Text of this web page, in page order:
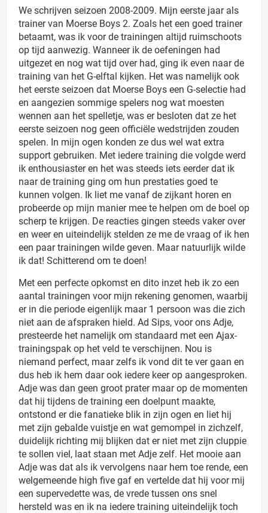
We schrijven seizoen 2008-2009. Mijn eerste jaar als
trainer van Moerse Boys 2. Zoals het een goed trainer
betaamt, was ik voor de trainingen altijd ruimschoots
op tijd aanwezig. Wanneer ik de oefeningen had
uitgezet en nog wat tijd over had, ging ik even naar de
training van het G-elftal kijken. Het was namelijk ook
het eerste seizoen dat Moerse Boys een G-selectie had
en aangezien sommige spelers nog wat moesten
wennen aan het spelletje, was er besloten dat ze het
eerste seizoen nog geen officiële wedstrijden zouden
spelen. In mijn ogen konden ze dus wel wat extra
support gebruiken. Met iedere training die volgde werd
ik enthousiaster en het was steeds iets eerder dat ik
naar de training ging om hun prestaties goed te
kunnen volgen. Ik liet me vanaf de zijkant horen en
probeerde op mijn manier mee te helpen om de boel op
scherp te krijgen. De reacties gingen steeds vaker over
en weer en uiteindelijk stelden ze me de vraag of ik hen
een paar trainingen wilde geven. Maar natuurlijk wilde
ik dat! Schitterend om te doen!
Met een perfecte opkomst en dito inzet heb ik zo een
aantal trainingen voor mijn rekening genomen, waarbij
er in die periode eigenlijk maar 1 persoon was die zich
niet aan de afspraken hield. Ad Sips, voor ons Adje,
presteerde het namelijk om standaard met een Ajax-
trainingspak op het veld te verschijnen. Nou is
niemand perfect, maar zelfs ik vond dit te ver gaan en
dus heb ik hem daar ook iedere keer op aangesproken.
Adje was dan geen groot prater maar op de momenten
dat hij tijdens de training een doelpunt maakte,
ontstond er die fanatieke blik in zijn ogen en liet hij
met zijn gebalde vuistje en wat gemompel in zichzelf,
duidelijk richting mij blijken dat er niet met zijn cluppie
te sollen viel, laat staan met Adje zelf. Het mooie aan
Adje was dat als ik vervolgens naar hem toe rende, een
welgemeende high five gaf en vertelde dat hij voor mij
een supervedette was, de vrede tussen ons snel
hersteld was en ik na iedere training uiteindelijk toch